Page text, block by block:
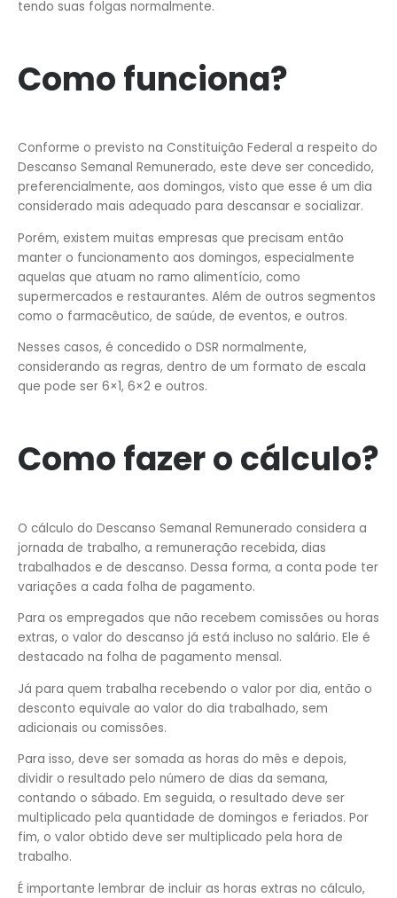
tendo suas folgas normalmente.
Como funciona?
Conforme o previsto na Constituição Federal a respeito do
Descanso Semanal Remunerado, este deve ser concedido,
preferencialmente, aos domingos, visto que esse é um dia
considerado mais adequado para descansar e socializar.
Porém, existem muitas empresas que precisam então
manter o funcionamento aos domingos, especialmente
aquelas que atuam no ramo alimentício, como
supermercados e restaurantes. Além de outros segmentos
como o farmacêutico, de saúde, de eventos, e outros.
Nesses casos, é concedido o DSR normalmente,
considerando as regras, dentro de um formato de escala
que pode ser 6×1, 6×2 e outros.
Como fazer o cálculo?
O cálculo do Descanso Semanal Remunerado considera a
jornada de trabalho, a remuneração recebida, dias
trabalhados e de descanso. Dessa forma, a conta pode ter
variações a cada folha de pagamento.
Para os empregados que não recebem comissões ou horas
extras, o valor do descanso já está incluso no salário. Ele é
destacado na folha de pagamento mensal.
Já para quem trabalha recebendo o valor por dia, então o
desconto equivale ao valor do dia trabalhado, sem
adicionais ou comissões.
Para isso, deve ser somada as horas do mês e depois,
dividir o resultado pelo número de dias da semana,
contando o sábado. Em seguida, o resultado deve ser
multiplicado pela quantidade de domingos e feriados. Por
fim, o valor obtido deve ser multiplicado pela hora de
trabalho.
É importante lembrar de incluir as horas extras no cálculo,